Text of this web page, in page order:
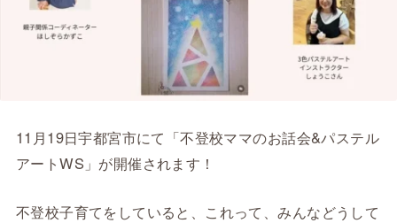
11月19日宇都宮市にて「不登校ママのお話会&パステル
アートWS」が開催されます！
不登校子育てをしていると、これって、みんなどうして